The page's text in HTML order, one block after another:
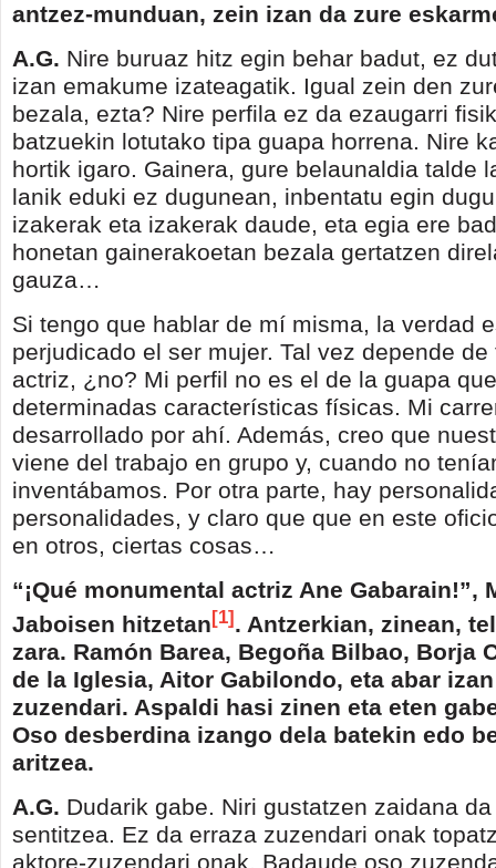
antzez-munduan, zein izan da zure
A.G. Nire buruaz hitz egin behar badut, ez
izan emakume izateagatik. Igual zein den
bezala, ezta? Nire perfila ez da ezaugarri
batzuekin lotutako tipa guapa horrena. Nire
hortik igaro. Gainera, gure belaunaldia talde
lanik eduki ez dugunean, inbentatu egin
izakerak eta izakerak daude, eta egia ere
honetan gainerakoetan bezala gertatzen
gauza…
Si tengo que hablar de mí misma, la verdad
perjudicado el ser mujer. Tal vez depende
actriz, ¿no? Mi perfil no es el de la guapa
determinadas características físicas. Mi
desarrollado por ahí. Además, creo que
viene del trabajo en grupo y, cuando no
inventábamos. Por otra parte, hay
personalidades, y claro que que en este
en otros, ciertas cosas…
“¡Qué monumental actriz Ane Gabarain!”,
Jaboisen hitzetan[1]. Antzerkian, zinean,
zara. Ramón Barea, Begoña Bilbao, Borja
de la Iglesia, Aitor Gabilondo, eta abar
zuzendari. Aspaldi hasi zinen eta eten
Oso desberdina izango dela batekin edo
aritzea.
A.G. Dudarik gabe. Niri gustatzen zaidana
sentitzea. Ez da erraza zuzendari onak
aktore-zuzendari onak. Badaude oso